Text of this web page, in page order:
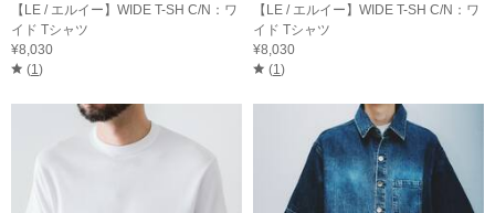
【LE / エルイー】WIDE T-SH C/N：ワ
イド Tシャツ
¥8,030
(1)
【LE / エルイー】WIDE T-SH C/N：ワ
イド Tシャツ
¥8,030
(1)